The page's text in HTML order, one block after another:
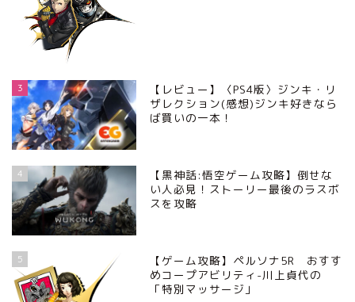
3
【レビュー】〈PS4版〉ジンキ・リ
ザレクション(感想)ジンキ好きなら
ば買いの一本！
4
【黒神話:悟空ゲーム攻略】倒せな
い人必見！ストーリー最後のラスボ
スを攻略
5
【ゲーム攻略】ペルソナ5R おすす
めコープアビリティ-川上貞代の
「特別マッサージ」